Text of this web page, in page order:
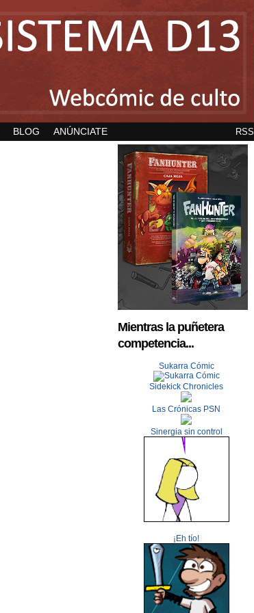
RSS
BLOG ANÚNCIATE
Mientras la puñetera
competencia...
Sukarra Cómic
Sidekick Chronicles
Las Crónicas PSN
Sinergia sin control
¡Eh tío!